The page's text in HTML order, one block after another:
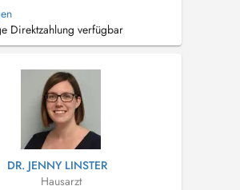
un MAIL sur
une bonne prise en charge de
Dr. Kass n'accepte actuellement
votre compréhension. Médecin ...
Direktzahlung verfügbar
DR. JENNY LINSTER
Hausarzt